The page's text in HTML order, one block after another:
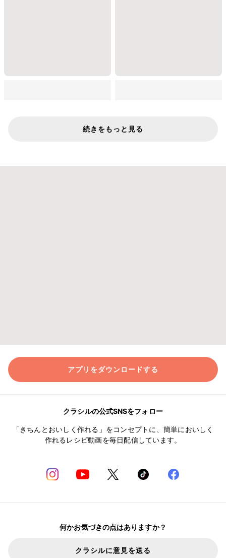
続きをもっと見る
アプリをダウンロードする
クラシルの公式SNSをフォロー
「きちんとおいしく作れる」をコンセプトに、簡単においしく
作れるレシピ動画を毎日配信しています。
何かお気づきの点はありますか？
クラシルに意見を送る